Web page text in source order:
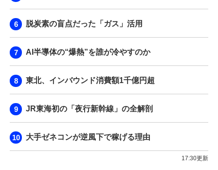
脱炭素の盲点だった「ガス」活用
AI半導体の“爆熱”を誰が冷やすのか
東北、インバウンド消費額1千億円超
JR東海初の「夜行新幹線」の全解剖
大手ゼネコンが逆風下で稼げる理由
17:30更新